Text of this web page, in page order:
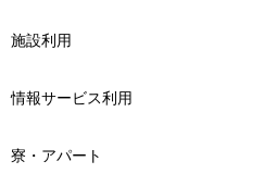
施設利用
情報サービス利用
寮・アパート